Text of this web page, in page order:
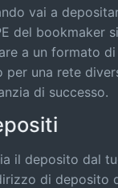
vai a
del bookmaker
a un formato
per una rete
di successo.
il deposito dal
di deposito